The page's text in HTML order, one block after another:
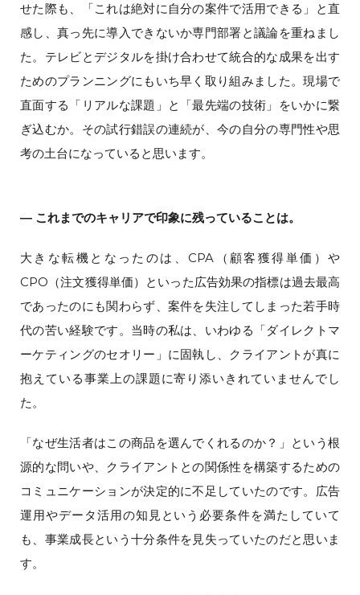
せた際も、「これは絶対に自分の案件で活用できる」と直
感し、真っ先に導入できないか専門部署と議論を重ねまし
た。テレビとデジタルを掛け合わせて統合的な成果を出す
ためのプランニングにもいち早く取り組みました。現場で
直面する「リアルな課題」と「最先端の技術」をいかに繋
ぎ込むか。その試行錯誤の連続が、今の自分の専門性や思
考の土台になっていると思います。
― これまでのキャリアで印象に残っていることは。
大きな転機となったのは、CPA（顧客獲得単価）や
CPO（注文獲得単価）といった広告効果の指標は過去最高
であったのにも関わらず、案件を失注してしまった若手時
代の苦い経験です。当時の私は、いわゆる「ダイレクトマ
ーケティングのセオリー」に固執し、クライアントが真に
抱えている事業上の課題に寄り添いきれていませんでし
た。
「なぜ生活者はこの商品を選んでくれるのか？」という根
源的な問いや、クライアントとの関係性を構築するための
コミュニケーションが決定的に不足していたのです。広告
運用やデータ活用の知見という必要条件を満たしていて
も、事業成長という十分条件を見失っていたのだと思いま
す。